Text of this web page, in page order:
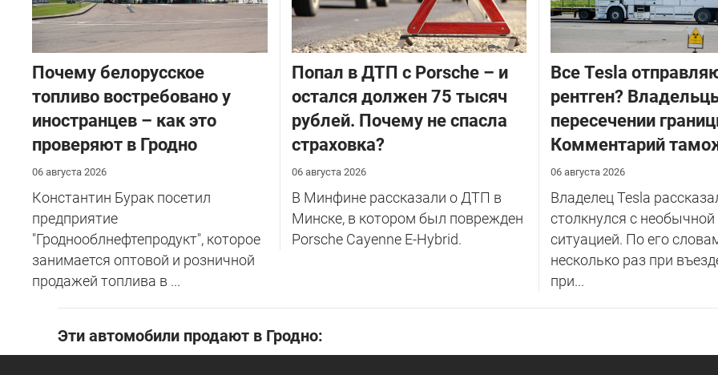
Почему белорусское
топливо востребовано у
иностранцев – как это
проверяют в Гродно
06 августа 2026
Константин Бурак посетил
предприятие
"Гроднооблнефтепродукт", которое
занимается оптовой и розничной
продажей топлива в ...
​Попал в ДТП с Porsche – и
остался должен 75 тысяч
рублей. Почему не спасла
страховка?
06 августа 2026
В Минфине рассказали о ДТП в
Минске, в котором был поврежден
Porsche Cayenne E-Hybrid.
Все Tesla
рентген?
пересечении
Комментарий
06 августа 2026
Владелец Tesla
столкнулся с необычной
ситуацией. По его
несколько раз при
при...
Эти автомобили продают в Гродно: